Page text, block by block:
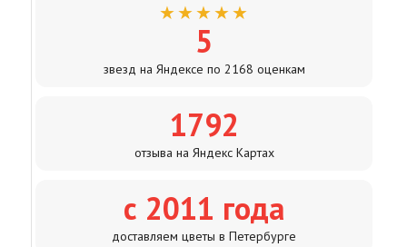
★★★★★
5
звезд на Яндексе по 2168 оценкам
1792
отзыва на Яндекс Картах
с 2011 года
доставляем цветы в Петербурге